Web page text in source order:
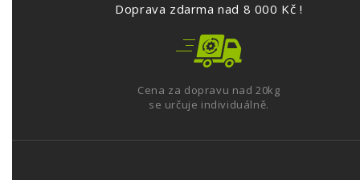
Doprava zdarma nad 8 000 Kč !
Cena za dopravu nad 20kg
se určuje individuálně.